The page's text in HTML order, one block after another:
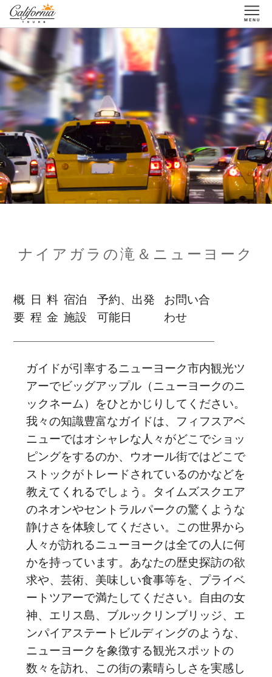
ナイアガラの滝＆ニューヨーク
概
要
日
程
料
金
宿泊
施設
予約、出発
可能日
お問い合
わせ
ガイドが引率するニューヨーク市内観光ツ
アーでビッグアップル（ニューヨークのニ
ックネーム）をひとかじりしてください。
我々の知識豊富なガイドは、フィフスアベ
ニューではオシャレな人々がどこでショッ
ピングをするのか、ウオール街ではどこで
ストックがトレードされているのかなどを
教えてくれるでしょう。タイムズスクエア
のネオンやセントラルパークの驚くような
静けさを体験してください。この世界から
人々が訪れるニューヨークは全ての人に何
かを持っています。あなたの歴史探訪の欲
求や、芸術、美味しい食事等を、プライベ
ートツアーで満たしてください。自由の女
神、エリス島、ブルックリンブリッジ、エ
ンパイアステートビルディングのような、
ニューヨークを象徴する観光スポットの
数々を訪れ、この街の素晴らしさを実感し